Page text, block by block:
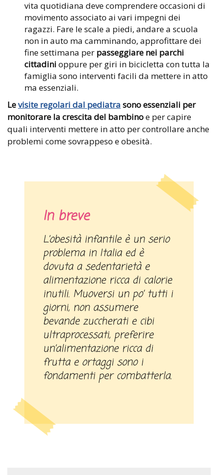
vita quotidiana deve comprendere occasioni di
movimento associato ai vari impegni dei
ragazzi. Fare le scale a piedi, andare a scuola
non in auto ma camminando, approfittare dei
fine settimana per passeggiare nei parchi
cittadini oppure per giri in bicicletta con tutta la
famiglia sono interventi facili da mettere in atto
ma essenziali.
Levisite regolari dal pediatra sono essenziali per
monitorare la crescita del bambinoe per capire
quali interventi mettere in atto per controllare anche
problemi come sovrappeso e obesità.
In breve
L’obesità infantile è un serio
problema in Italia ed è
dovuta a sedentarietà e
alimentazione ricca di calorie
inutili. Muoversi un po’ tutti i
giorni, non assumere
bevande zuccherati e cibi
ultraprocessati, preferire
un’alimentazione ricca di
frutta e ortaggi sono i
fondamenti per combatterla.